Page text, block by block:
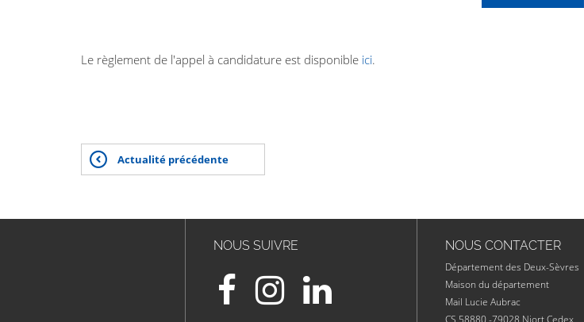
Le règlement de l'appel à candidature est disponible ici.
Actualité précédente
NOUS CONTACTER
Département des Deux-Sèvres
Maison du département
Mail Lucie Aubrac
CS 58880 -79028 Niort Cedex
NOUS SUIVRE